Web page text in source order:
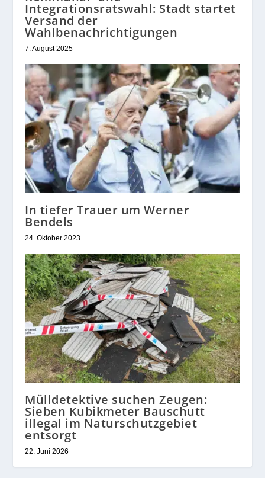
Integrationsratswahl: Stadt startet
Versand der
Wahlbenachrichtigungen
7. August 2025
In tiefer Trauer um Werner
Bendels
24. Oktober 2023
Mülldetektive suchen Zeugen:
Sieben Kubikmeter Bauschutt
illegal im Naturschutzgebiet
entsorgt
22. Juni 2026